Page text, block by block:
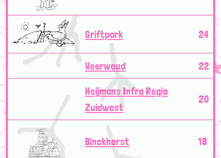
Griftpark 24
Weerwoud 22
Heijmans Infra Regio
Zuidwest
20
Binckhorst 18